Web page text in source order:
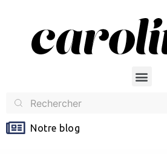
Notre blog